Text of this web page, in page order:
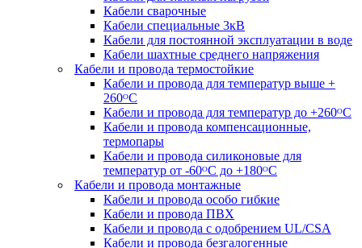
Кабели сварочные
Кабели специальные 3кВ
Кабели для постоянной эксплуатации в воде
Кабели шахтные среднего напряжения
Кабели и провода термостойкие
Кабели и провода для температур выше +
260ᴼС
Кабели и провода для температур до +260ᴼС
Кабели и провода компенсационные,
термопары
Кабели и провода силиконовые для
температур от -60ᴼC до +180ᴼС
Кабели и провода монтажные
Кабели и провода особо гибкие
Кабели и провода ПВХ
Кабели и провода с одобрением UL/CSA
Кабели и провода безгалогенные